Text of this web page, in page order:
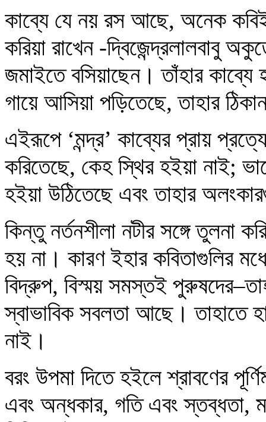
কাব্যে যে নয় রস আছে, অনেক
করিয়া রাখেন -দ্বিজেন্দ্রলালবাবু
জমাইতে বসিয়াছেন। তাঁহার কাব্যে
গায়ে আসিয়া পড়িতেছে, তাহার
এইরূপে ‘মন্দ্র’ কাব্যের প্রায়
করিতেছে, কেহ স্থির হইয়া নাই;
হইয়া উঠিতেছে এবং তাহার
কিন্তু নর্তনশীলা নটীর সঙ্গে তুলনা
হয় না। কারণ ইহার কবিতাগুলির
বিদ্রুপ, বিস্ময় সমস্তই
স্বাভাবিক সবলতা আছে। তাহাতে
নাই।
বরং উপমা দিতে হইলে শ্রাবণের
এবং অন্ধকার, গতি এবং স্তব্ধতা,